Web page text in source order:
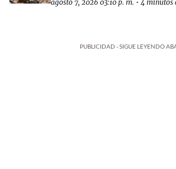
agosto 7, 2026 03:10 p. m. • 4 minutos
PUBLICIDAD - SIGUE LEYENDO